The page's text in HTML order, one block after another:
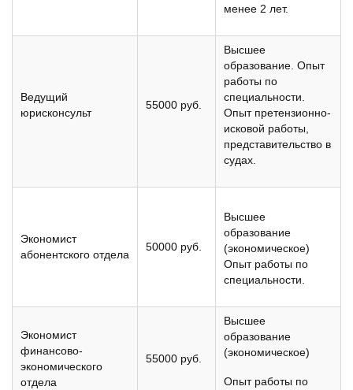
менее 2 лет.
Ведущий
юрисконсульт
55000 руб.
Высшее
образование. Опыт
работы по
специальности.
Опыт претензионно-
исковой работы,
представительство в
судах.
Экономист
абонентского отдела
50000 руб.
Высшее
образование
(экономическое)
Опыт работы по
специальности.
Экономист
финансово-
экономического
отдела
55000 руб.
Высшее
образование
(экономическое)
Опыт работы по